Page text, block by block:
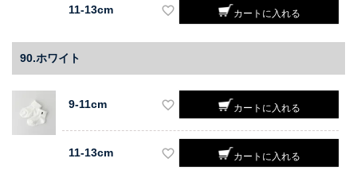
11-13cm カートに入れる
90.ホワイト
9-11cm カートに入れる
11-13cm カートに入れる